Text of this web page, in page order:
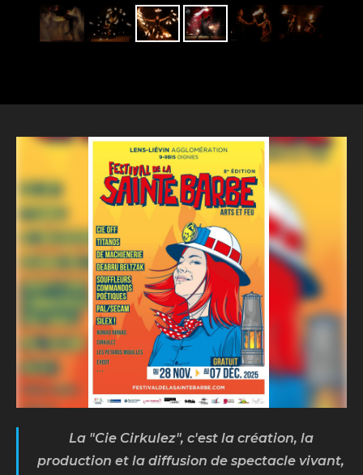
ALAHYA
Lun. 25 août 2025
Biscarosse (40)
La "Cie Cirkulez", c'est la création, la
production et la diffusion de spectacle vivant,